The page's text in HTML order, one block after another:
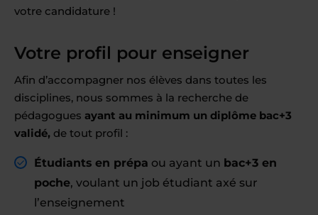
votre candidature !
Votre profil pour enseigner
Afin d’accompagner nos élèves dans toutes les
disciplines, nous sommes à la recherche de
pédagogues ayant au minimum un diplôme bac+3
validé, de tout profil :
Étudiants en prépa ou ayant un bac+3 en
poche, voulant un job étudiant axé sur
l’enseignement